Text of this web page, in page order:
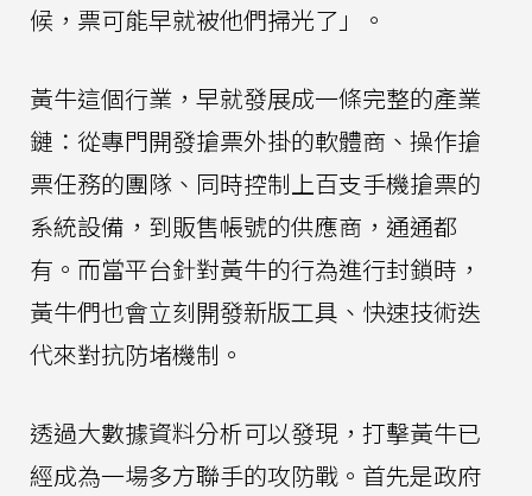
候，票可能早就被他們掃光了」。
黃牛這個行業，早就發展成一條完整的產業
鏈：從專門開發搶票外掛的軟體商、操作搶
票任務的團隊、同時控制上百支手機搶票的
系統設備，到販售帳號的供應商，通通都
有。而當平台針對黃牛的行為進行封鎖時，
黃牛們也會立刻開發新版工具、快速技術迭
代來對抗防堵機制。
透過大數據資料分析可以發現，打擊黃牛已
經成為一場多方聯手的攻防戰。首先是政府